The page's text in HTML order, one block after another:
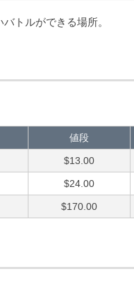
トルができる場所。
値段
$13.00
$24.00
$170.00